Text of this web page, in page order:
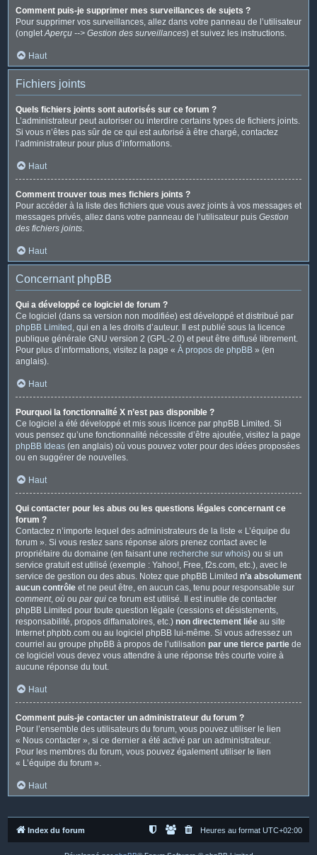
Comment puis-je supprimer mes surveillances de sujets ?
Pour supprimer vos surveillances, allez dans votre panneau de l’utilisateur
(ongletAperçu --> Gestion des surveillances) et suivez les instructions.
Haut
Fichiers joints
Quels fichiers joints sont autorisés sur ce forum ?
L’administrateur peut autoriser ou interdire certains types de fichiers joints.
Si vous n’êtes pas sûr de ce qui est autorisé à être chargé, contactez
l’administrateur pour plus d’informations.
Haut
Comment trouver tous mes fichiers joints ?
Pour accéder à la liste des fichiers que vous avez joints à vos messages et
messages privés, allez dans votre panneau de l’utilisateur puis Gestion
des fichiers joints.
Haut
Concernant phpBB
Qui a développé ce logiciel de forum ?
Ce logiciel (dans sa version non modifiée) est développé et distribué par
phpBB Limited , qui en a les droits d’auteur. Il est publié sous la licence
publique générale GNU version 2 (GPL-2.0) et peut être diffusé librement.
Pour plus d’informations, visitez la page « À propos de phpBB » (en
anglais).
Haut
Pourquoi la fonctionnalité X n’est pas disponible ?
Ce logiciel a été développé et mis sous licence par phpBB Limited. Si
vous pensez qu’une fonctionnalité nécessite d’être ajoutée, visitez la page
phpBB Ideas (en anglais) où vous pouvez voter pour des idées proposées
ou en suggérer de nouvelles.
Haut
Qui contacter pour les abus ou les questions légales concernant ce
forum ?
Contactez n’importe lequel des administrateurs de la liste « L’équipe du
forum ». Si vous restez sans réponse alors prenez contact avec le
propriétaire du domaine (en faisant une recherche sur whois) ou si un
service gratuit est utilisé (exemple : Yahoo!, Free, f2s.com, etc.), avec le
service de gestion ou des abus. Notez que phpBB Limited n’a absolument
aucun contrôle et ne peut être, en aucun cas, tenu pour responsable sur
comment, où ou par qui ce forum est utilisé. Il est inutile de contacter
phpBB Limited pour toute question légale (cessions et désistements,
responsabilité, propos diffamatoires, etc.) non directement liée au site
Internet phpbb.com ou au logiciel phpBB lui-même. Si vous adressez un
courriel au groupe phpBB à propos de l’utilisation par une tierce partie de
ce logiciel vous devez vous attendre à une réponse très courte voire à
aucune réponse du tout.
Haut
Comment puis-je contacter un administrateur du forum ?
Pour l’ensemble des utilisateurs du forum, vous pouvez utiliser le lien
« Nous contacter », si ce dernier a été activé par un administrateur.
Pour les membres du forum, vous pouvez également utiliser le lien
« L’équipe du forum ».
Haut
Index du forum Heures au format UTC+02:00